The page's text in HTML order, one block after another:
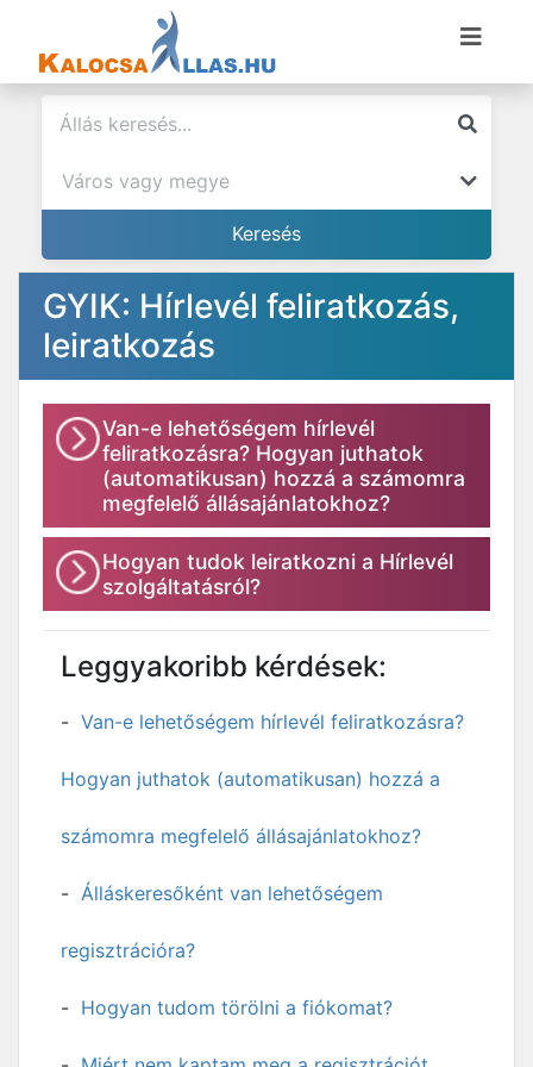
GYIK: Hírlevél feliratkozás,
leiratkozás
Van-e lehetőségem hírlevél
feliratkozásra? Hogyan juthatok
(automatikusan) hozzá a számomra
megfelelő állásajánlatokhoz?
Hogyan tudok leiratkozni a Hírlevél
szolgáltatásról?
Leggyakoribb kérdések:
Van-e lehetőségem hírlevél feliratkozásra?
Hogyan juthatok (automatikusan) hozzá a
számomra megfelelő állásajánlatokhoz?
Álláskeresőként van lehetőségem
regisztrációra?
Hogyan tudom törölni a fiókomat?